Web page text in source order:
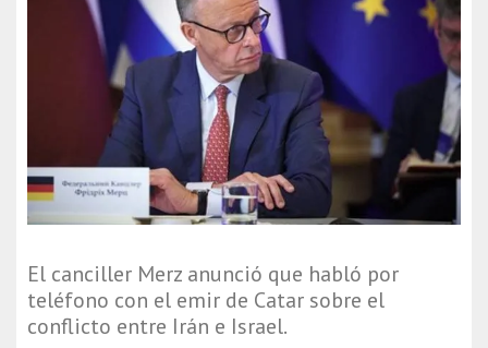
El canciller Merz anunció que habló por
teléfono con el emir de Catar sobre el
conflicto entre Irán e Israel.